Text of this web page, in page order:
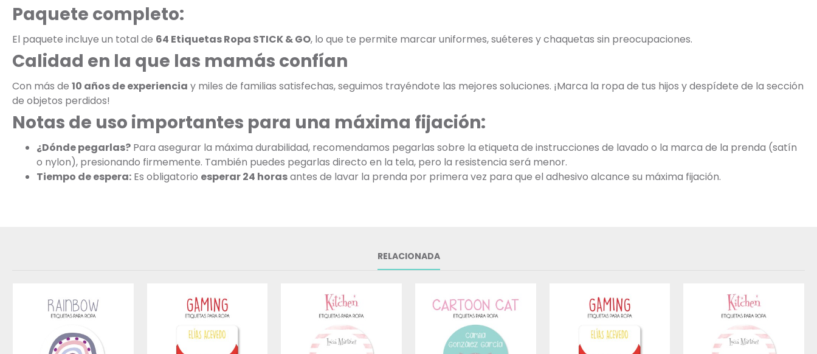
Paquete completo:
El paquete incluye un total de 64 Etiquetas Ropa STICK & GO, lo que te permite marcar uniformes, suéteres y chaquetas sin preocupaciones.
Calidad en la que las mamás confían
Con más de 10 años de experiencia y miles de familias satisfechas, seguimos trayéndote las mejores soluciones. ¡Marca la ropa de tus hijos y despídete de la sección
de objetos perdidos!
Notas de uso importantes para una máxima fijación:
¿Dónde pegarlas? Para asegurar la máxima durabilidad, recomendamos pegarlas sobre la etiqueta de instrucciones de lavado o la marca de la prenda (satín
o nylon), presionando firmemente. También puedes pegarlas directo en la tela, pero la resistencia será menor.
Tiempo de espera: Es obligatorio esperar 24 horasantes de lavar la prenda por primera vez para que el adhesivo alcance su máxima fijación.
RELACIONADA